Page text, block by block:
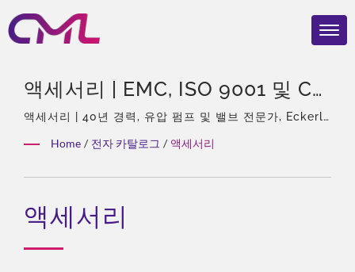
액세서리 | EMC, ISO 9001 및 CE
인증을 받은 유압 밸브 – CML의
글로벌 인지도
액세서리 | 40년 경력, 유압 펌프 및 밸브 전문가, Eckerle
Home / 전자 카탈로그 / 액세서리
액세서리